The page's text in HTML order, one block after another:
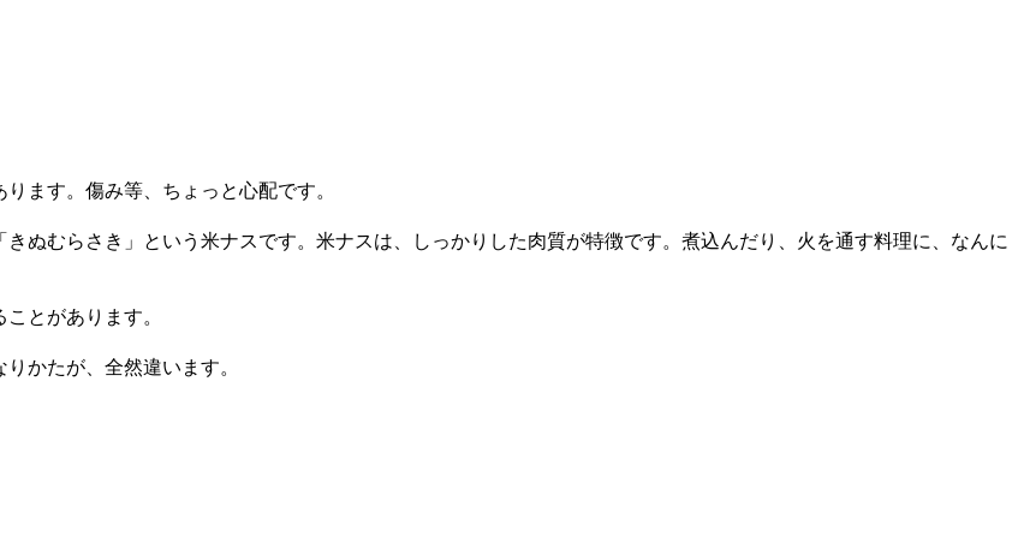
ます。傷み等、ちょっと心配です。
ぬむらさき」という米ナスです。米ナスは、しっかりした肉質が特徴です。煮込んだり、火を通す料理に、なんに
とがあります。
かたが、全然違います。